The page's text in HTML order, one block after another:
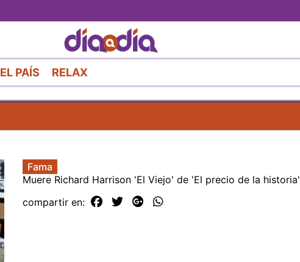
al
contenido
principal
EL PAÍS RELAX
Fama
Muere Richard Harrison 'El Viejo' de 'El precio de la historia'
compartir en: